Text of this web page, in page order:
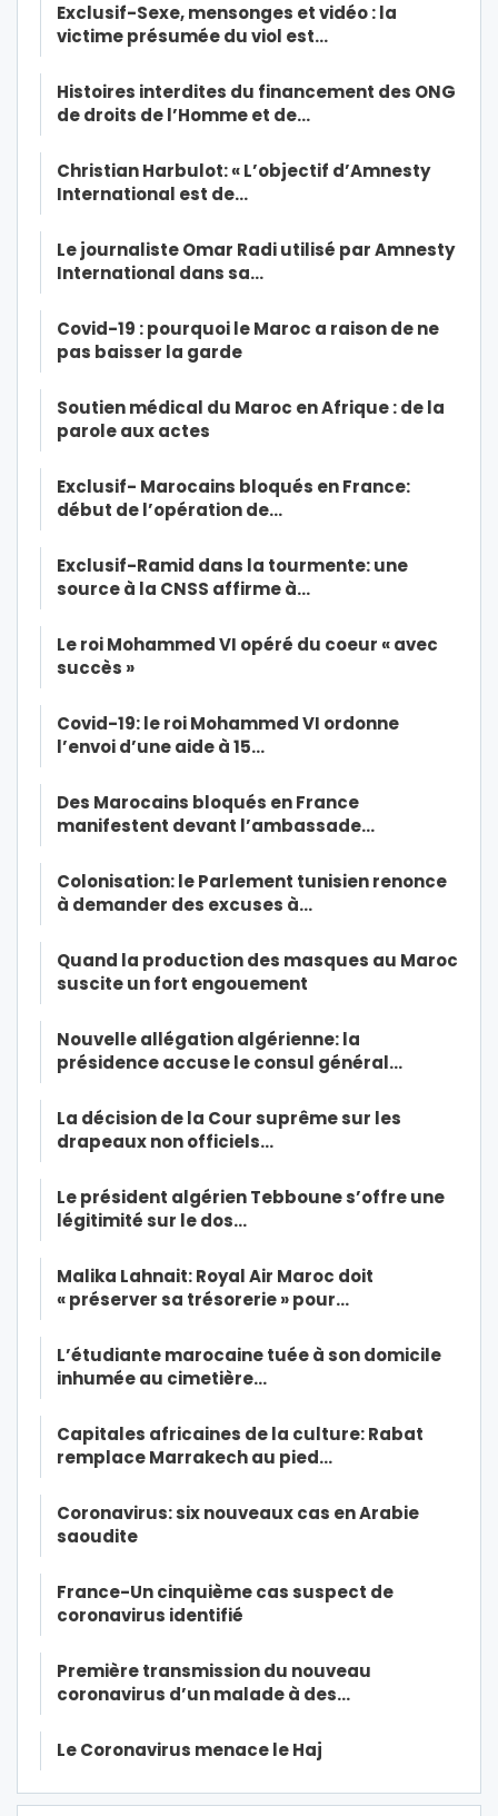
Exclusif-Sexe, mensonges et vidéo : la
victime présumée du viol est…
Histoires interdites du financement des ONG
de droits de l’Homme et de…
Christian Harbulot: « L’objectif d’Amnesty
International est de…
Le journaliste Omar Radi utilisé par Amnesty
International dans sa…
Covid-19 : pourquoi le Maroc a raison de ne
pas baisser la garde
Soutien médical du Maroc en Afrique : de la
parole aux actes
Exclusif- Marocains bloqués en France:
début de l’opération de…
Exclusif-Ramid dans la tourmente: une
source à la CNSS affirme à…
Le roi Mohammed VI opéré du coeur « avec
succès »
Covid-19: le roi Mohammed VI ordonne
l’envoi d’une aide à 15…
Des Marocains bloqués en France
manifestent devant l’ambassade…
Colonisation: le Parlement tunisien renonce
à demander des excuses à…
Quand la production des masques au Maroc
suscite un fort engouement
Nouvelle allégation algérienne: la
présidence accuse le consul général…
La décision de la Cour suprême sur les
drapeaux non officiels…
Le président algérien Tebboune s’offre une
légitimité sur le dos…
Malika Lahnait: Royal Air Maroc doit
« préserver sa trésorerie » pour…
L’étudiante marocaine tuée à son domicile
inhumée au cimetière…
Capitales africaines de la culture: Rabat
remplace Marrakech au pied…
Coronavirus: six nouveaux cas en Arabie
saoudite
France-Un cinquième cas suspect de
coronavirus identifié
Première transmission du nouveau
coronavirus d’un malade à des…
Le Coronavirus menace le Haj